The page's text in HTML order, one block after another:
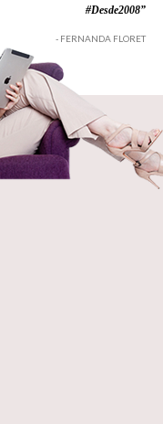
#Desde2008”
- FERNANDA FLORET